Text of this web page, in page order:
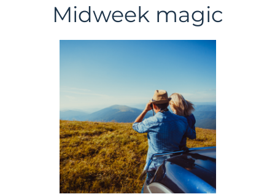
Midweek magic